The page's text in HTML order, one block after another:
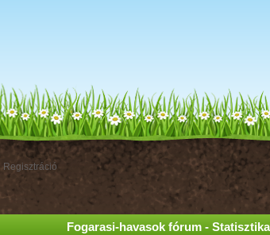
Regisztráció
Fogarasi-havasok fórum -